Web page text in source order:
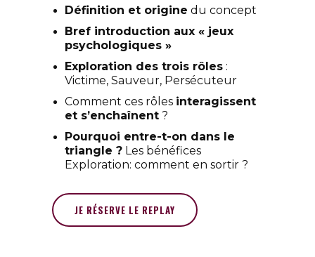
Définition et origine du concept
Bref introduction aux « jeux
psychologiques »
Exploration des trois rôles :
Victime, Sauveur, Persécuteur
Comment ces rôles interagissent
et s’enchaînent ?
Pourquoi entre-t-on dans le
triangle ? Les bénéfices
Exploration: comment en sortir ?
JE RÉSERVE LE REPLAY